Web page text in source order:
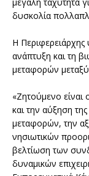
δυσκολία
Η Περιφερειάρχης
ανάπτυξη και τη
μεταφορών
«Ζητούμενο
και την αύξηση
μεταφορών, την
νησιωτικών
βελτίωση των
δυναμικών